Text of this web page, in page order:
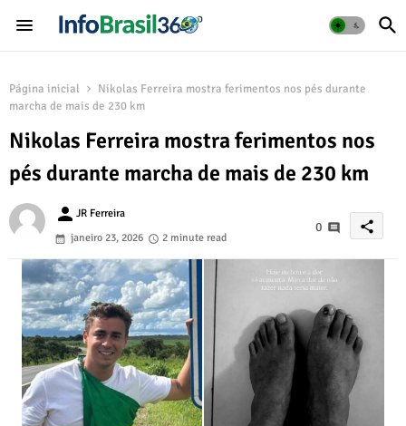
Página inicial
Nikolas Ferreira mostra ferimentos nos pés durante
marcha de mais de 230 km
Nikolas Ferreira mostra ferimentos nos
pés durante marcha de mais de 230 km
person JR Ferreira
janeiro 23, 2026
2 minute read
0 share